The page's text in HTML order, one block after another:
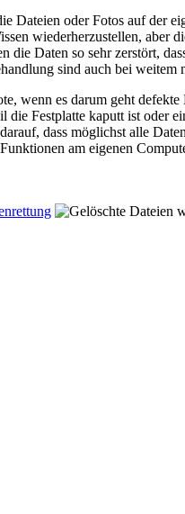
Dateien oder Fotos auf der
wiederherzustellen,
die Daten so sehr zerstört,
sind auch bei weitem
wenn es darum geht
die Festplatte kaputt ist
dass möglichst alle
am eigenen